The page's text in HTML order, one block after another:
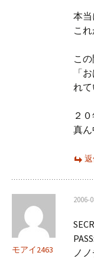
本当
こ
こ
「
れて
２
真ん
モアイ2463
2006-
PASS:
ノ